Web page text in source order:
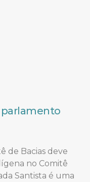
de Bacias deve
no Comitê
Santista é uma